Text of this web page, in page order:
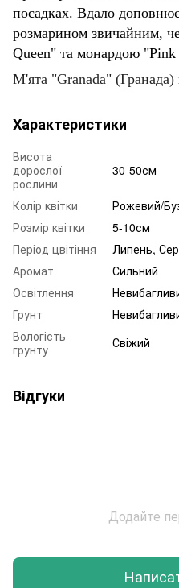
посадках. Вдало
розмарином звичайним,
Queen" та монардою "Pink
М'ята "Granada"
Характеристики
Висота
дорослої
рослини
30-50см
Колір квітки
Рожевий/
Розмір квітки
5-10см
Період цвітіння
Липень,
Аромат
Сильний
Освітлення
Грунт
Вологість
грунту
Свіжий
Відгуки
Додайте